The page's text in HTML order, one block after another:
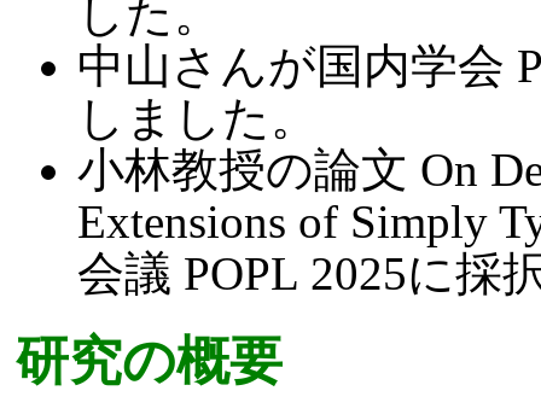
した。
中山さんが国内学会
しました。
小林教授の論文 On
Extensions of Simply
会議 POPL 2025に採
研究の概要